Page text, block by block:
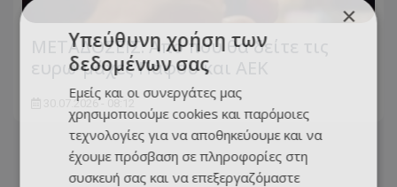
ΜΕΤΑΔΟΣΕΙΣ: Από που θα δείτε τις
ευρω-μάχες Πάφου και ΑΕΚ
30.07.2026 - 08:12
×
Υπεύθυνη χρήση των
δεδομένων σας
Εμείς και οι συνεργάτες μας
χρησιμοποιούμε cookies και παρόμοιες
τεχνολογίες για να αποθηκεύουμε και να
έχουμε πρόσβαση σε πληροφορίες στη
συσκευή σας και να επεξεργαζόμαστε